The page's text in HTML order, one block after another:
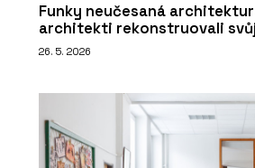
Funky neučesaná
architekti rekonstruovali
26. 5. 2026